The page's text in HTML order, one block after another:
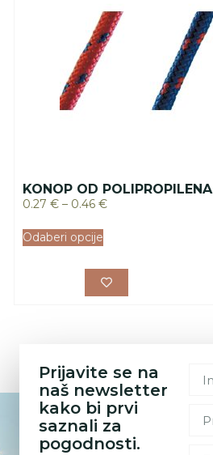
KONOP OD POLIPROPILENA
0.27 € – 0.46 €
Odaberi opcije
Prijavite se na
naš newsletter
kako bi prvi
saznali za
pogodnosti.